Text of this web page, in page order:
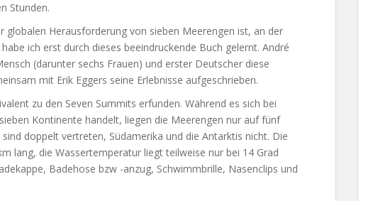
Stunden.
globalen Herausforderung von sieben Meerengen ist, an der
ich erst durch dieses beeindruckende Buch gelernt. André
(darunter sechs Frauen) und erster Deutscher diese
mit Erik Eggers seine Erlebnisse aufgeschrieben.
zu den Seven Summits erfunden. Während es sich bei
Kontinente handelt, liegen die Meerengen nur auf fünf
doppelt vertreten, Südamerika und die Antarktis nicht. Die
lang, die Wassertemperatur liegt teilweise nur bei 14 Grad
Badehose bzw -anzug, Schwimmbrille, Nasenclips und